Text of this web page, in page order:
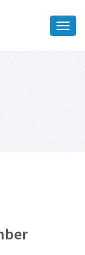
informatie